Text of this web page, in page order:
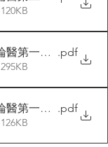
醫第一回合初賽次日
.pdf
醫第一回合初賽首日
.pdf